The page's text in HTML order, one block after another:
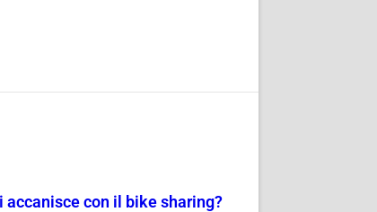
accanisce con il bike sharing?